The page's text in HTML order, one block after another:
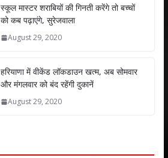
स्कूल मास्टर शराबियों की गिनती करेंगे तो बच्चों
को कब पढ़ाएंगे, सुरेजवाला
August 29, 2020
हरियाणा में वीकेंड लॉकडाउन खत्म, अब सोमवार
और मंगलवार को बंद रहेंगी दुकानें
August 29, 2020